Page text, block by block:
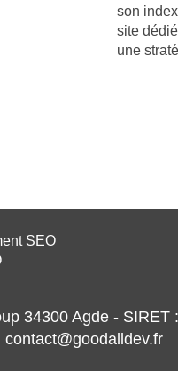
son
site
une
SEO
34300 Agde - SIRET